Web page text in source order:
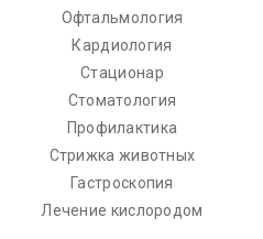
Офтальмология
Кардиология
Стационар
Стоматология
Профилактика
Стрижка животных
Гастроскопия
Лечение кислородом